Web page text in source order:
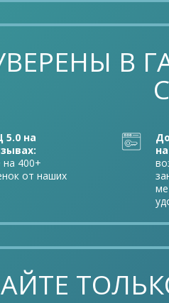
В
5.0 на
400+
от наших